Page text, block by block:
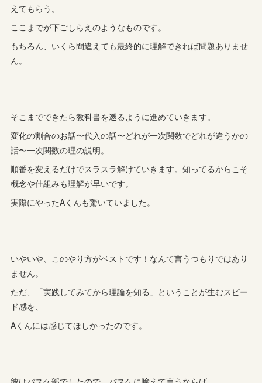
えてもらう。
ここまでが下ごしらえのようなものです。
もちろん、いくら間違えても最終的に理解できれば問題ありませ
ん。
そこまでできたら教科書を遡るように進めていきます。
変化の割合のお話〜代入の話〜どれが一次関数でどれが違うかの
話〜一次関数の理の説明。
順番を変えるだけでスラスラ解けていきます。知ってるからこそ
概念や仕組みも理解が早いです。
実際にやったAくんも驚いていました。
いやいや、このやり方がベストです！なんて言うつもりではあり
ません。
ただ、「実践してみてから理論を知る」ということが生むスピー
ド感を、
Aくんには感じてほしかったのです。